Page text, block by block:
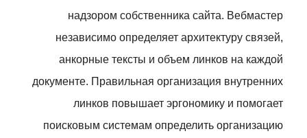
надзором собственника сайта. Вебмастер
независимо определяет архитектуру связей,
анкорные тексты и объем линков на каждой
документе. Правильная организация внутренних
линков повышает эргономику и помогает
поисковым системам определить организацию